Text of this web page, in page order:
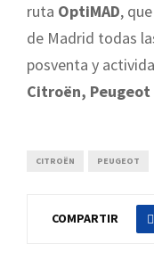
ruta OptiMAD,
de Madrid todas
posventa y
Citroën, Peugeot
CITROËN PEUGEOT
COMPARTIR